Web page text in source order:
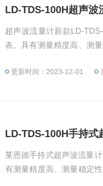
LD-TDS-100H超声波
超声波流量计新款LD-
表。具有测量精度高、测
出到计算机上。
更新时间：2023-12-01
LD-TDS-100H手持式
莱恩德手持式超声波流量
有测量精度高、测量稳定